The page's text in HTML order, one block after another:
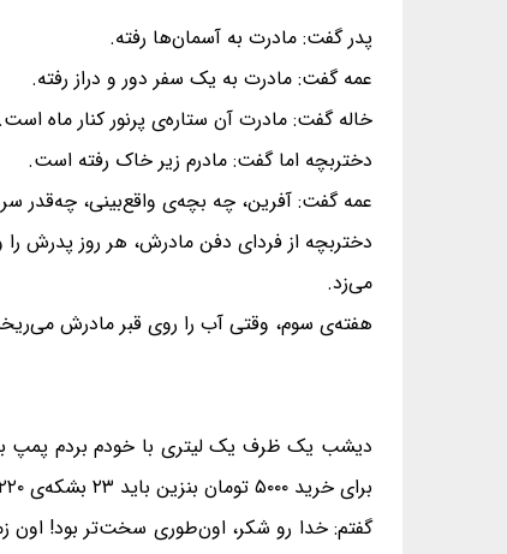
پدر گفت: مادرت به آسمان‌ها رفته.
عمه گفت: مادرت به یک سفر دور و دراز رفته.
خاله گفت: مادرت آن ستاره‌ی پرنور کنار ماه است.
دختربچه اما گفت: مادرم زیر خاک رفته است.
عمه گفت: آفرین، چه بچه‌ی واقع‌بینی، چه‌قدر
دختربچه از فردای دفن مادرش، هر روز پدرش
می‌زد.
هفته‌ی سوم، وقتی آب را روی قبر مادرش
برای خرید ۵۰۰۰ تومان بنزین باید ۲۳ بشکه‌ی ۲۲۰ لیتری با خودم می‌بردم، یه نفس راحتی كشیدم.
گفتم: خدا رو شكر، اون‌طورى سخت‌تر بود! اون